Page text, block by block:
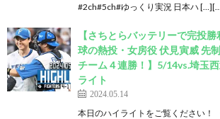
#2ch#5ch#ゆっくり実況 日本ハ
【さちとらバッテリーで完投
球の熱投・女房役 伏見寅威 先
チーム４連勝！】5/14vs.埼玉
ライト
2024.05.14
本日のハイライトをご覧ください！